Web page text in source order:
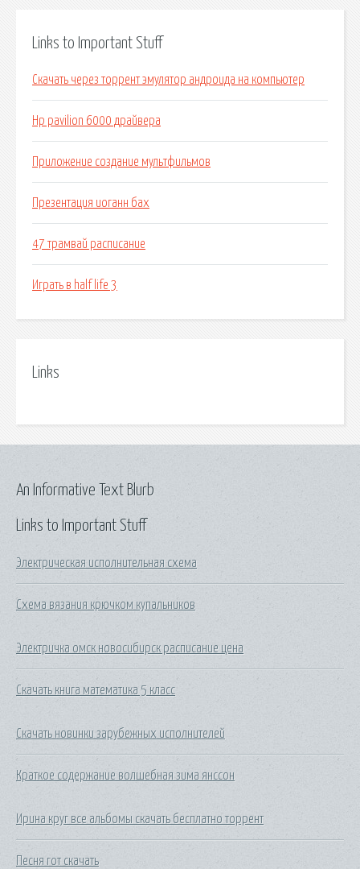
Links to Important Stuff
Скачать через торрент эмулятор андроида на компьютер
Hp pavilion 6000 драйвера
Приложение создание мультфильмов
Презентация иоганн бах
47 трамвай расписание
Играть в half life 3
Links
Links to Important Stuff
Электрическая исполнительная схема
Схема вязания крючком купальников
Электричка омск новосибирск расписание цена
Скачать книга математика 5 класс
Скачать новинки зарубежных исполнителей
Краткое содержание волшебная зима янссон
Ирина круг все альбомы скачать бесплатно торрент
Песня гот скачать
An Informative Text Blurb